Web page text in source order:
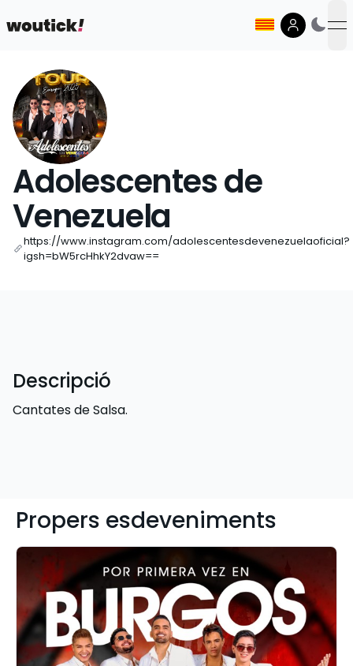
Adolescentes de
Venezuela
https://www.instagram.com/adolescentesdevenezuelaoficial?
igsh=bW5rcHhkY2dvaw==
Descripció
Cantates de Salsa.
Propers esdeveniments